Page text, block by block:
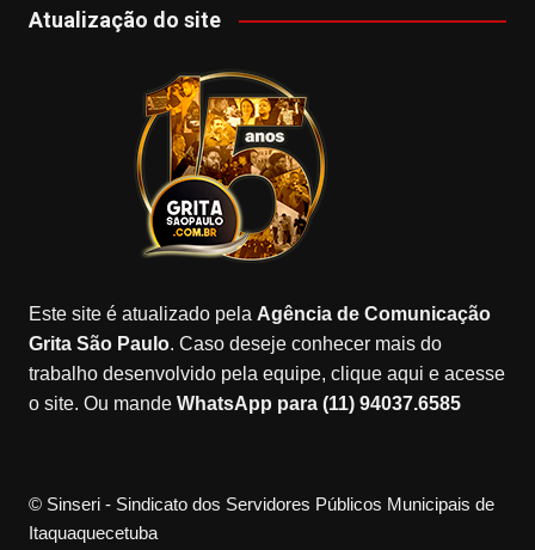
c
a
m
T
k
o
gl
e
M
a
p
s
u
u
b
e
Atualização do site
Este site é atualizado pela Agência de Comunicação
Grita São Paulo. Caso deseje conhecer mais do
trabalho desenvolvido pela equipe, clique aqui e acesse
o site. Ou mande WhatsApp para (11) 94037.6585
© Sinseri - Sindicato dos Servidores Públicos Municipais de
Itaquaquecetuba